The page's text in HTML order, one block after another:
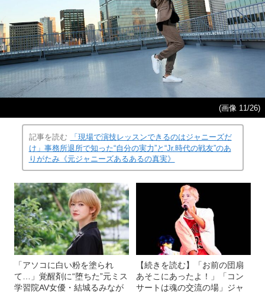
(画像 11/26)
記事を読む
「現場で演技レッスンできるのはジャニーズだ
け」事務所退所で知った“自分の実力”と“Jr.時代の戦友”のあ
りがたみ《元ジャニーズあるあるの真実》
「アソコに白い粉を塗られ
て…」覚醒剤に“堕ちた”元ミス
学習院AV女優・結城るみなが
【続きを読む】「お前の団扇
あそこにあったよ！」「コン
サートは魂の交流の場」ジャ